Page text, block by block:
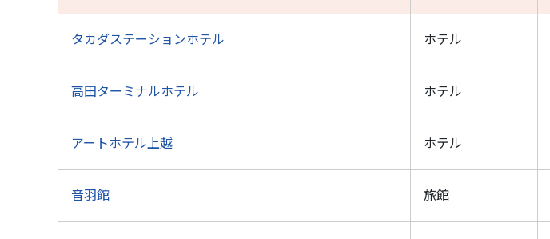
タカダステーションホテル ホテル
高田ターミナルホテル ホテル
アートホテル上越 ホテル
音羽館 旅館